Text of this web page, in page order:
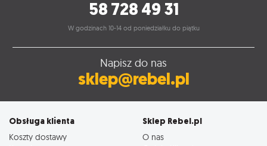
58 728 49 31
W godzinach 10-14 od poniedziałku do piątku
Napisz do nas
sklep@rebel.pl
Obsługa klienta
Koszty dostawy
Sklep Rebel.pl
O nas